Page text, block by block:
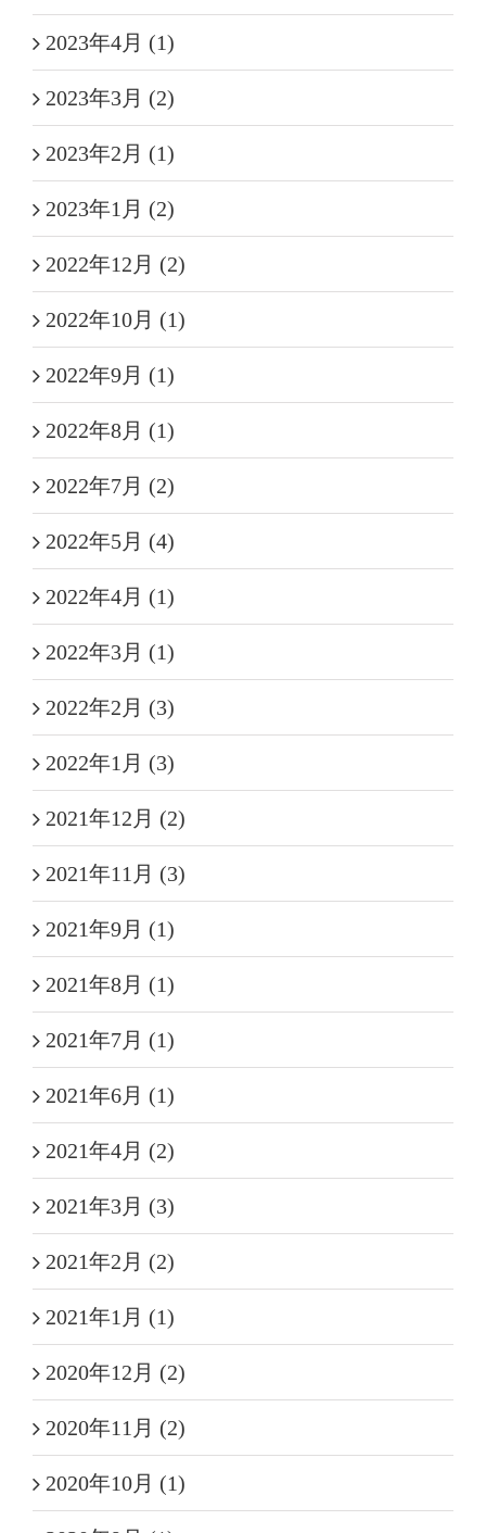
2023年4月 (1)
2023年3月 (2)
2023年2月 (1)
2023年1月 (2)
2022年12月 (2)
2022年10月 (1)
2022年9月 (1)
2022年8月 (1)
2022年7月 (2)
2022年5月 (4)
2022年4月 (1)
2022年3月 (1)
2022年2月 (3)
2022年1月 (3)
2021年12月 (2)
2021年11月 (3)
2021年9月 (1)
2021年8月 (1)
2021年7月 (1)
2021年6月 (1)
2021年4月 (2)
2021年3月 (3)
2021年2月 (2)
2021年1月 (1)
2020年12月 (2)
2020年11月 (2)
2020年10月 (1)